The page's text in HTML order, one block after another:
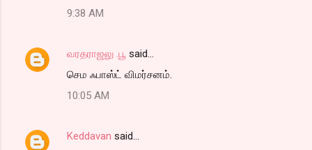
9:38 AM
வரதராஜலு .பூ said…
செம ஃபாஸ்ட் விமர்சனம்.
10:05 AM
Keddavan said…